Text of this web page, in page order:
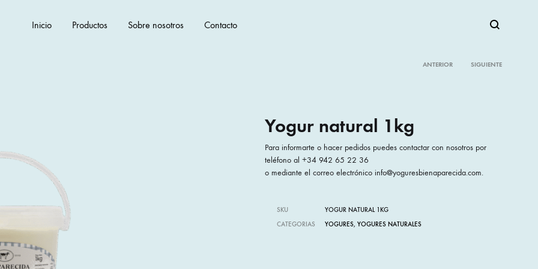
Inicio Productos Sobre nosotros Contacto
Buscar
Product
ANTERIOR SIGUIENTE
Yogur natural 1kg
Para informarte o hacer pedidos puedes contactar con nosotros por
teléfono al +34 942 65 22 36
o mediante el correo electrónico info@yoguresbienaparecida.com.
SKU
YOGUR NATURAL 1KG
CATEGORIAS
YOGURES,YOGURES NATURALES